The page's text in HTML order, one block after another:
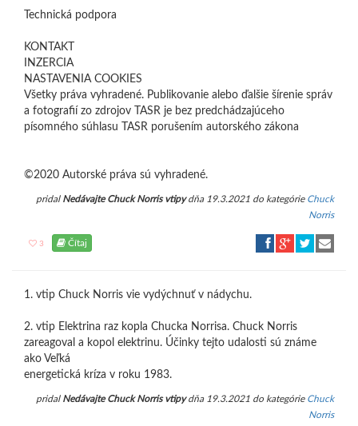
Technická podpora
KONTAKT
INZERCIA
NASTAVENIA COOKIES
Všetky práva vyhradené. Publikovanie alebo ďalšie šírenie správ
a fotografií zo zdrojov TASR je bez predchádzajúceho
písomného súhlasu TASR porušením autorského zákona
©2020 Autorské práva sú vyhradené.
pridal Nedávajte Chuck Norris vtipydňa 19.3.2021 do kategórie Chuck
Norris
3 Čítaj
1. vtip Chuck Norris vie vydýchnuť v nádychu.
2. vtip Elektrina raz kopla Chucka Norrisa. Chuck Norris
zareagoval a kopol elektrinu. Účinky tejto udalosti sú známe
ako Veľká
energetická kríza v roku 1983.
pridal Nedávajte Chuck Norris vtipydňa 19.3.2021 do kategórie Chuck
Norris